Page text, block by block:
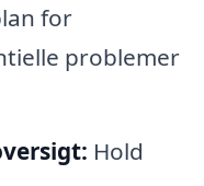
for
problemer
Hold